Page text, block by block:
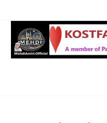
content